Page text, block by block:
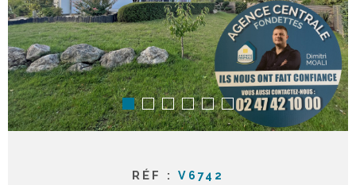
NOTRE
RÉF : V6742